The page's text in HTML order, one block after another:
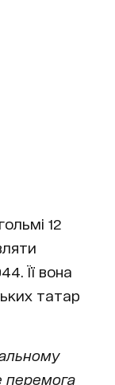
12
Її вона
татар
перемога